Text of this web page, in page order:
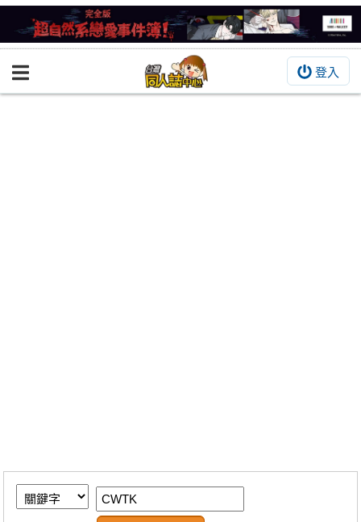
登入
BOOKY書集倉庫
繪圖藝廊
交流中心